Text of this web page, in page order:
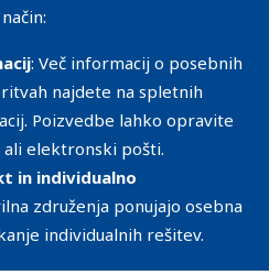
: Več informacij o posebnih
najdete na spletnih
Poizvedbe lahko opravite
elektronski pošti.
in individualno
združenja ponujajo osebna
individualnih rešitev.